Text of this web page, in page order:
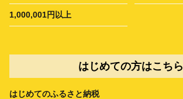
1,000,001円以上
はじめての方はこちら
はじめてのふるさと納税